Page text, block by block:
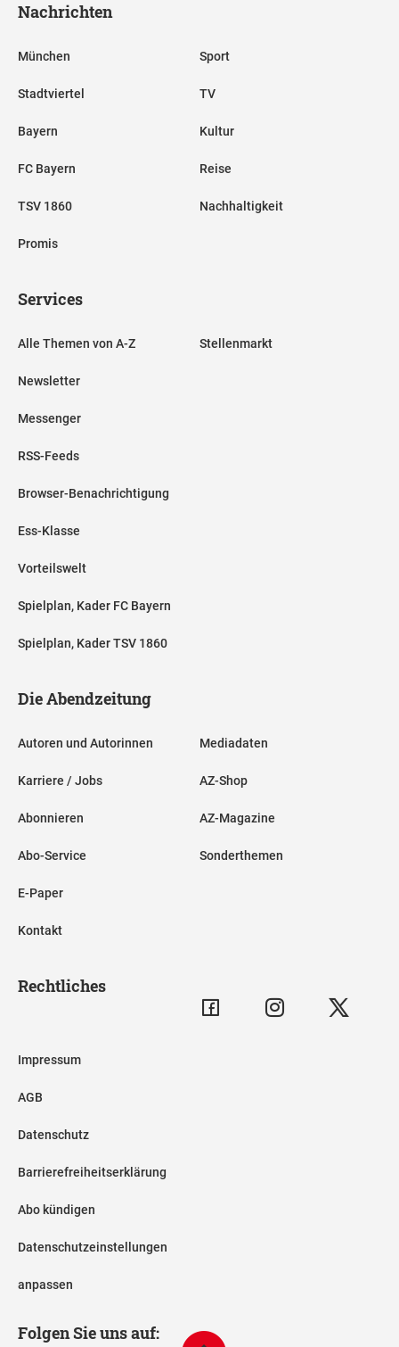
Nachrichten
München
Stadtviertel
Bayern
FC Bayern
TSV 1860
Promis
Sport
TV
Kultur
Reise
Nachhaltigkeit
Services
Alle Themen von A-Z
Newsletter
Messenger
RSS-Feeds
Browser-Benachrichtigung
Ess-Klasse
Vorteilswelt
Spielplan, Kader FC Bayern
Spielplan, Kader TSV 1860
Stellenmarkt
Die Abendzeitung
Autoren und Autorinnen
Karriere / Jobs
Abonnieren
Abo-Service
E-Paper
Kontakt
Mediadaten
AZ-Shop
AZ-Magazine
Sonderthemen
Rechtliches
Impressum
AGB
Datenschutz
Barrierefreiheitserklärung
Abo kündigen
Datenschutzeinstellungen
anpassen
Folgen Sie uns auf: